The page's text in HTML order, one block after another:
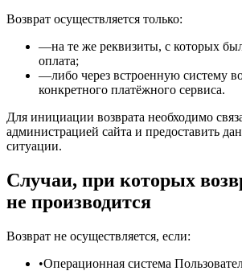
Возврат осуществляется только:
—на те же реквизиты, с которых
оплата;
—либо через встроенную систему
конкретного платёжного сервиса.
Для инициации возврата необходимо
администрацией сайта и предоставить
ситуации.
Случаи, при которых
не производится
Возврат не осуществляется, если:
•Операционная система